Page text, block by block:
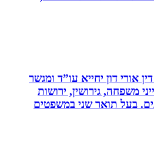
דון יחייא עו”ד ומגשר
גירושין, ירושות
שנים. בעל תואר שני במשפטים